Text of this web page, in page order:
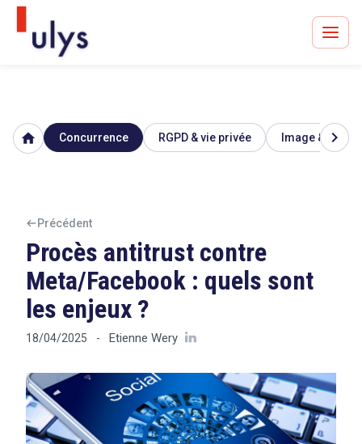
Avocats à Paris & Bruxelles
Un procès en vue ?
Tout sur le RGPD
Tout sur le droit de l'innovation
home Concurrence RGPD & vie privée Image & chevron_right
Précédent
Procès antitrust contre
Meta/Facebook : quels sont
les enjeux ?
18/04/2025 - Etienne Wery